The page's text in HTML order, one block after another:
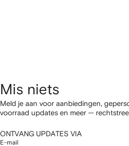
Mis niets
Meld je aan voor aanbiedingen,
voorraad updates en meer —
ONTVANG UPDATES VIA
E-mail